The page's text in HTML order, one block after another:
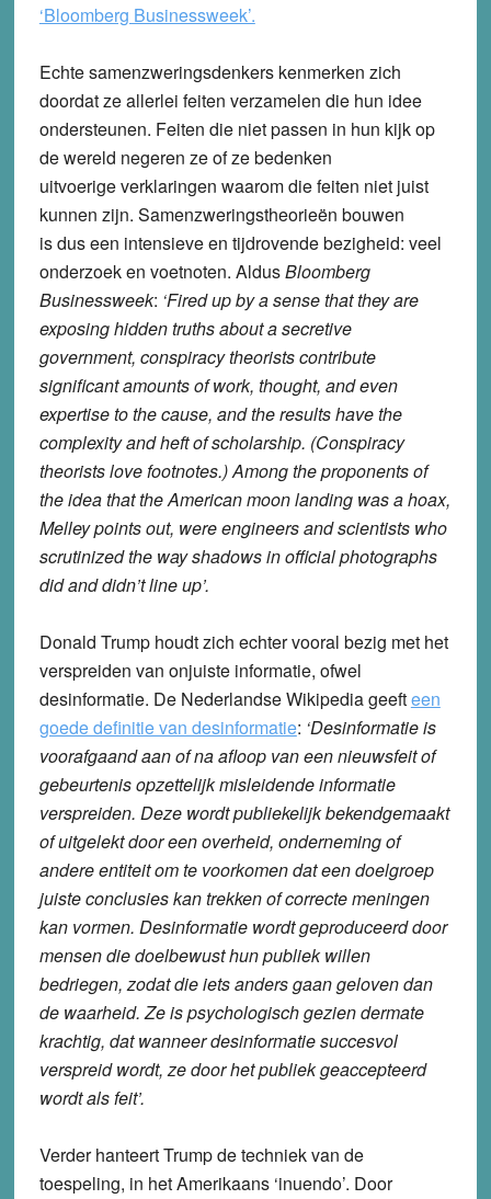
‘Bloomberg Businessweek’.
Echte samenzweringsdenkers kenmerken zich
doordat ze allerlei feiten verzamelen die hun idee
ondersteunen. Feiten die niet passen in hun kijk op
de wereld negeren ze of ze bedenken
uitvoerige verklaringen waarom die feiten niet juist
kunnen zijn. Samenzweringstheorieën bouwen
is dus een intensieve en tijdrovende bezigheid: veel
onderzoek en voetnoten. AldusBloomberg
Businessweek: ‘Fired up by a sense that they are
exposing hidden truths about a secretive
government, conspiracy theorists contribute
significant amounts of work, thought, and even
expertise to the cause, and the results have the
complexity and heft of scholarship. (Conspiracy
theorists love footnotes.) Among the proponents of
the idea that the American moon landing was a hoax,
Melley points out, were engineers and scientists who
scrutinized the way shadows in official photographs
did and didn’t line up’.
Donald Trump houdt zich echter vooral bezig met het
verspreiden van onjuiste informatie, ofwel
desinformatie. De Nederlandse Wikipedia geefteen
goede definitie van desinformatie: ‘Desinformatie is
voorafgaand aan of na afloop van een nieuwsfeit of
gebeurtenis opzettelijk misleidende informatie
verspreiden. Deze wordt publiekelijk bekendgemaakt
of uitgelekt door een overheid, onderneming of
andere entiteit om te voorkomen dat een doelgroep
juiste conclusies kan trekken of correcte meningen
kan vormen. Desinformatie wordt geproduceerd door
mensen die doelbewust hun publiek willen
bedriegen, zodat die iets anders gaan geloven dan
de waarheid. Ze is psychologisch gezien dermate
krachtig, dat wanneer desinformatie succesvol
verspreid wordt, ze door het publiek geaccepteerd
wordt als feit’.
Verder hanteert Trump de techniek van de
toespeling, in het Amerikaans ‘inuendo’. Door